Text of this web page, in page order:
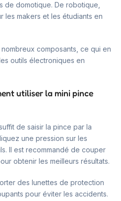
de domotique. De robotique,
les makers et les étudiants en
composants, ce qui en
outils électroniques en
utiliser la mini pince
de saisir la pince par la
une pression sur les
Il est recommandé de couper
obtenir les meilleurs résultats.
des lunettes de protection
pour éviter les accidents.